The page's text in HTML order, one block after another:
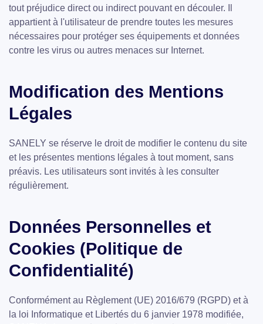
tout préjudice direct ou indirect pouvant en découler. Il
appartient à l'utilisateur de prendre toutes les mesures
nécessaires pour protéger ses équipements et données
contre les virus ou autres menaces sur Internet.
Modification des Mentions
Légales
SANELY se réserve le droit de modifier le contenu du site
et les présentes mentions légales à tout moment, sans
préavis. Les utilisateurs sont invités à les consulter
régulièrement.
Données Personnelles et
Cookies (Politique de
Confidentialité)
Conformément au Règlement (UE) 2016/679 (RGPD) et à
la loi Informatique et Libertés du 6 janvier 1978 modifiée,